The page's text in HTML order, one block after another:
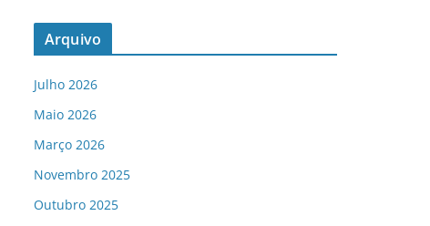
Arquivo
Julho 2026
Maio 2026
Março 2026
Novembro 2025
Outubro 2025